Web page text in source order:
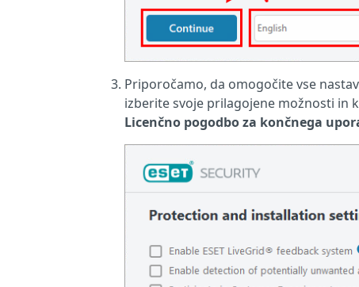
Priporočamo, da omogočite vse
izberite svoje prilagojene možnosti in
Licenčno pogodbo za končnega